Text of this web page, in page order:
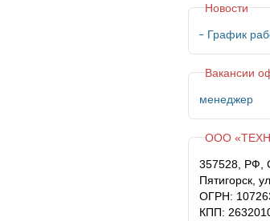
Новости
График
Вакансии
менеджер
ООО
357528, РФ,
Пятигорск,
ОГРН:
КПП: